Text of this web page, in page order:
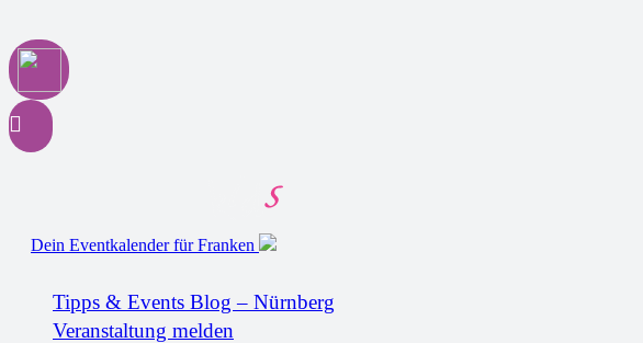
Dein Eventkalender für Franken
Tipps & Events Blog – Nürnberg
Veranstaltung melden